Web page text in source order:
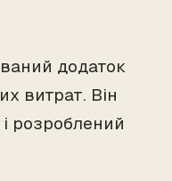
додаток
витрат. Він
розроблений